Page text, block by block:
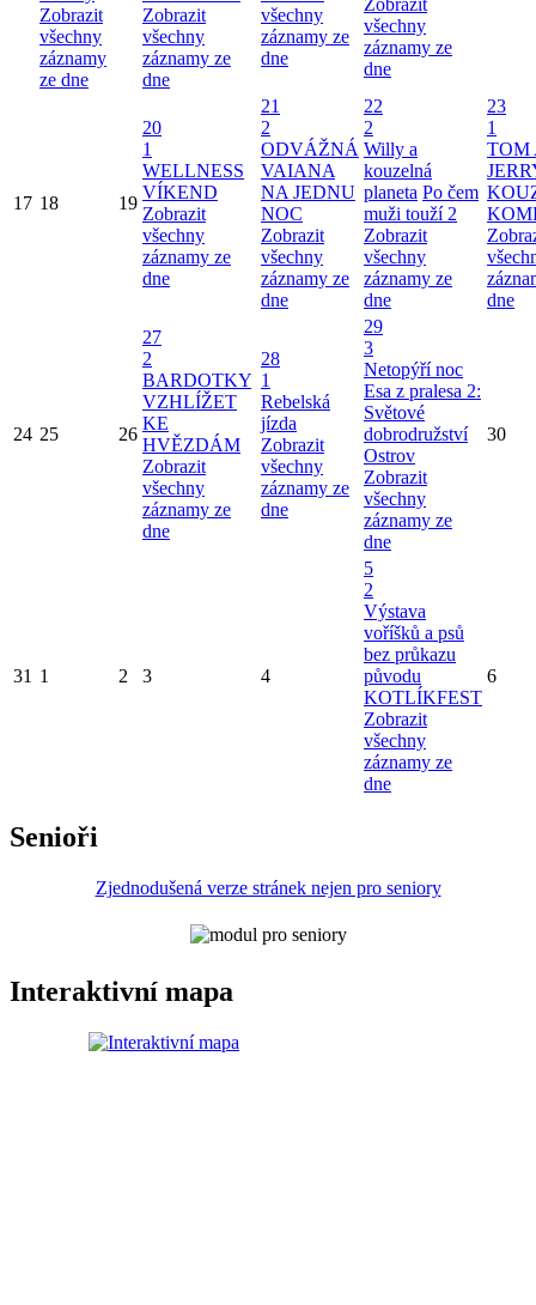
Zobrazit
všechny
záznamy
ze dne
Zobrazit
všechny
záznamy ze
dne
všechny
záznamy ze
dne
všechny
záznamy ze
dne
17 18 19
20
1
WELLNESS
VÍKEND
Zobrazit
všechny
záznamy ze
dne
21
2
ODVÁŽNÁ
VAIANA
NA JEDNU
NOC
Zobrazit
všechny
záznamy ze
dne
22
2
Willy a
kouzelná
planeta Po čem
muži touží 2
Zobrazit
všechny
záznamy ze
dne
23
1
TOM
dne
24 25 26
27
2
BARDOTKY
VZHLÍŽET
KE
HVĚZDÁM
Zobrazit
všechny
záznamy ze
dne
28
1
Rebelská
jízda
Zobrazit
všechny
záznamy ze
dne
29
3
Netopýří noc
Esa z pralesa 2:
Světové
dobrodružství
Ostrov
Zobrazit
všechny
záznamy ze
dne
30
31 1 2 3 4
5
2
Výstava
voříšků a psů
bez průkazu
původu
KOTLÍKFEST
Zobrazit
všechny
záznamy ze
dne
6
Senioři
Zjednodušená verze stránek nejen pro seniory
Interaktivní mapa